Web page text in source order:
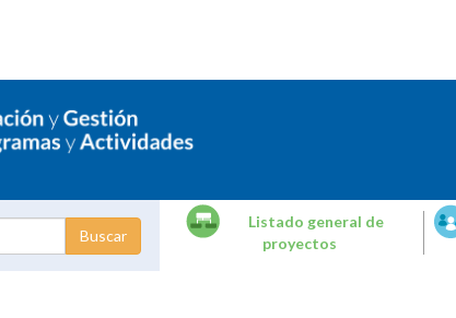
Listado general de
proyectos